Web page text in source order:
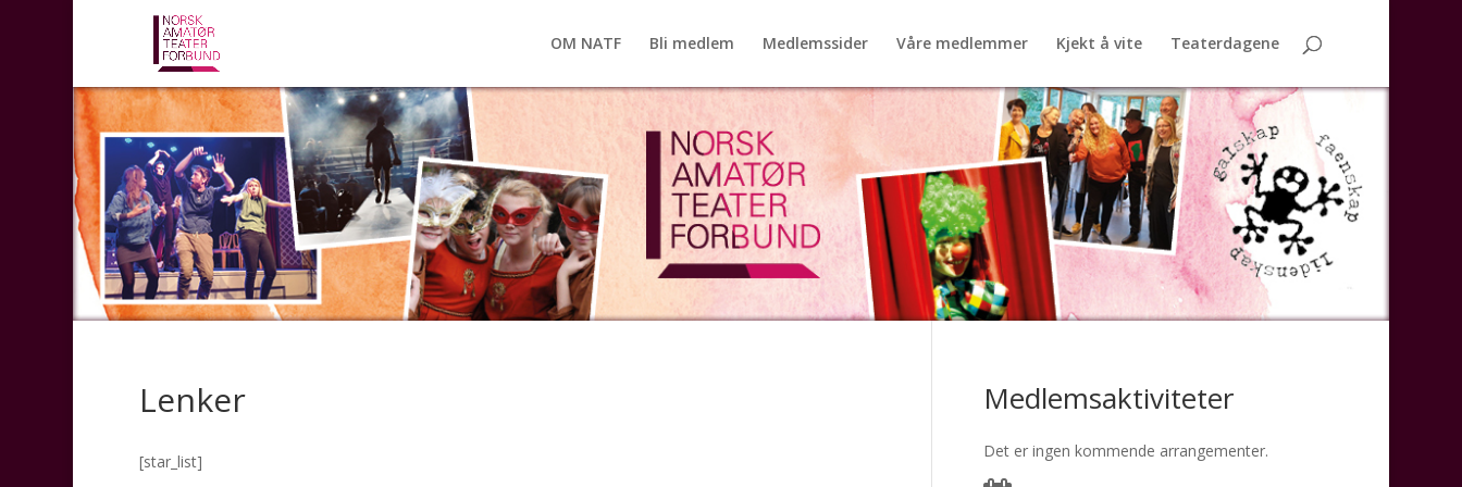
OM NATF Bli medlem Medlemssider Våre medlemmer Kjekt å vite Teaterdagene
Lenker
[star_list]
Medlemsaktiviteter
Det er ingen kommende arrangementer.